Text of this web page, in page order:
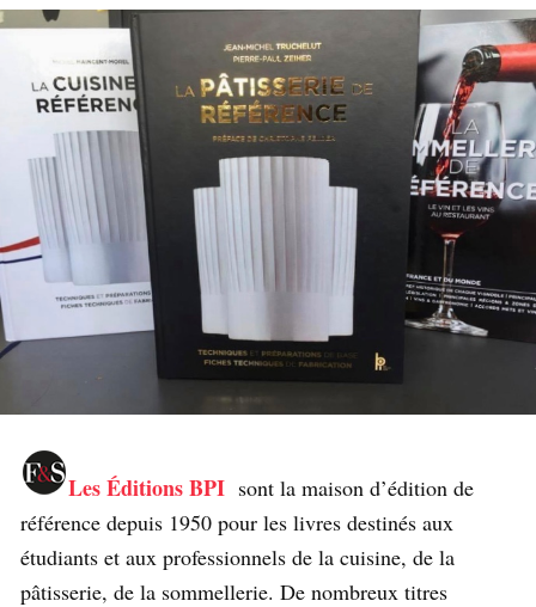
Les Éditions BPI sont la maison d’édition de
référence depuis 1950 pour les livres destinés aux
étudiants et aux professionnels de la cuisine, de la
pâtisserie, de la sommellerie. De nombreux titres